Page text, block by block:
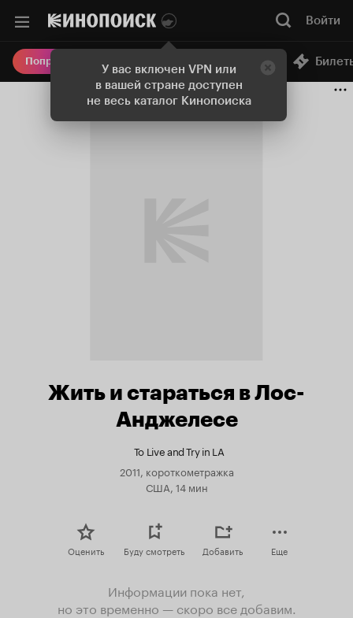
У вас включен VPN или
в вашей стране доступен
не весь каталог Кинопоиска
Войти
Попробовать Плюс Онлайн-кинотеатр
Жить и стараться в Лос-
Анджелесе
To Live and Try in LA
2011, короткометражка
США, 14 мин
Оценить Буду смотреть Добавить Еще
Информации пока нет,
но это временно — скоро все добавим.